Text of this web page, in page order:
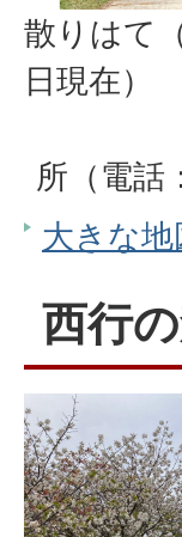
散りはて
日現在）
所（電話
大きな
西行